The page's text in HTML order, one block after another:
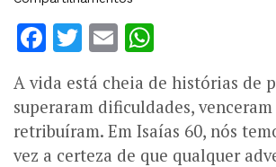
Facebook
Twitter
Email
A vida está cheia de histórias de
superaram dificuldades,
retribuíram. Em Isaías 60, nós
vez a certeza de que qualquer